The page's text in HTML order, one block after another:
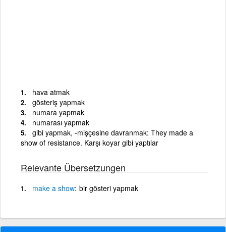
hava atmak
gösteriş yapmak
numara yapmak
numarası yapmak
gibi yapmak, -mişçesine davranmak: They made a
show of resistance. Karşı koyar gibi yaptılar
Relevante Übersetzungen
make a show bir gösteri yapmak